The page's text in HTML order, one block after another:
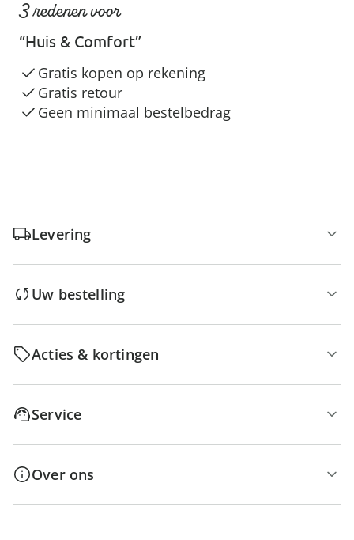
3 redenen voor
“Huis & Comfort”
Gratis kopen op rekening
Gratis retour
Geen minimaal bestelbedrag
Levering
Uw bestelling
Acties & kortingen
Service
Over ons